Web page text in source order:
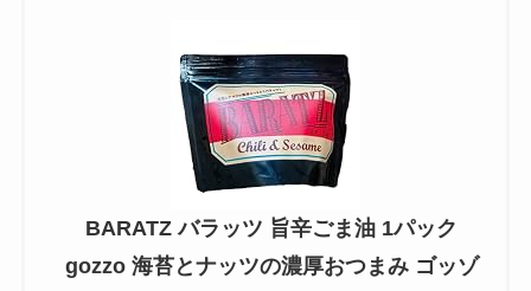
BARATZ バラッツ 旨辛ごま油 1パック
gozzo 海苔とナッツの濃厚おつまみ ゴッゾ